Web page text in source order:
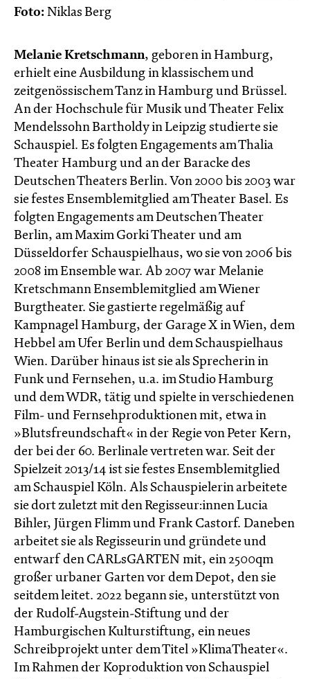
Foto: Niklas Berg
Melanie Kretschmann, geboren in Hamburg,
erhielt eine Ausbildung in klassischem und
zeitgenössischem Tanz in Hamburg und Brüssel.
An der Hochschule für Musik und Theater Felix
Mendelssohn Bartholdy in Leipzig studierte sie
Schauspiel. Es folgten Engagements am Thalia
Theater Hamburg und an der Baracke des
Deutschen Theaters Berlin. Von 2000 bis 2003 war
sie festes Ensemblemitglied am Theater Basel. Es
folgten Engagements am Deutschen Theater
Berlin, am Maxim Gorki Theater und am
Düsseldorfer Schauspielhaus, wo sie von 2006 bis
2008 im Ensemble war. Ab 2007 war Melanie
Kretschmann Ensemblemitglied am Wiener
Burgtheater. Sie gastierte regelmäßig auf
Kampnagel Hamburg, der Garage X in Wien, dem
Hebbel am Ufer Berlin und dem Schauspielhaus
Wien. Darüber hinaus ist sie als Sprecherin in
Funk und Fernsehen, u.a. im Studio Hamburg
und dem WDR, tätig und spielte in verschiedenen
Film- und Fernsehproduktionen mit, etwa in
»Blutsfreundschaft« in der Regie von Peter Kern,
der bei der 60. Berlinale vertreten war. Seit der
Spielzeit 2013/14 ist sie festes Ensemblemitglied
am Schauspiel Köln. Als Schauspielerin arbeitete
sie dort zuletzt mit den Regisseur:innen Lucia
Bihler, Jürgen Flimm und Frank Castorf. Daneben
arbeitet sie als Regisseurin und gründete und
entwarf den CARLsGARTEN mit, ein 2500qm
großer urbaner Garten vor dem Depot, den sie
seitdem leitet. 2022 begann sie, unterstützt von
der Rudolf-Augstein-Stiftung und der
Hamburgischen Kulturstiftung, ein neues
Schreibprojekt unter dem Titel »KlimaTheater«.
Im Rahmen der Koproduktion von Schauspiel